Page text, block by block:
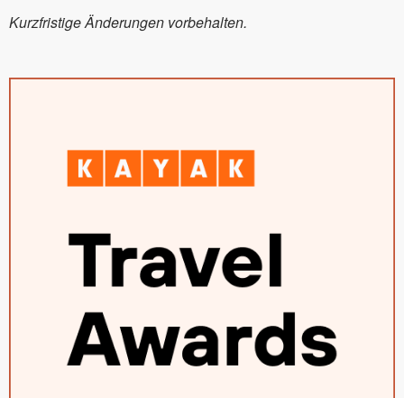
Kurzfristige Änderungen vorbehalten.